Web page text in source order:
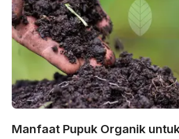
Manfaat Pupuk Organik